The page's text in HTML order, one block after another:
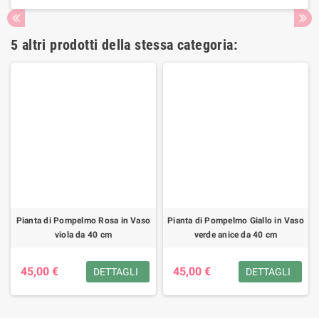
5 altri prodotti della stessa categoria:
Pianta di Pompelmo Rosa in Vaso
viola da 40 cm
45,00 € DETTAGLI
Pianta di Pompelmo Giallo in Vaso
verde anice da 40 cm
45,00 € DETTAGLI